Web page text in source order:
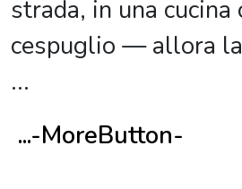
strada, in una cucina
cespuglio — allora
...
...-MoreButton-